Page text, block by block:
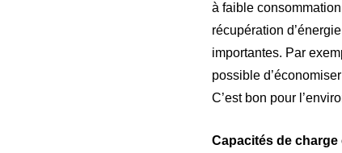
à faible
récupération
importantes. Par
possible
C’est bon pour
Capacités de